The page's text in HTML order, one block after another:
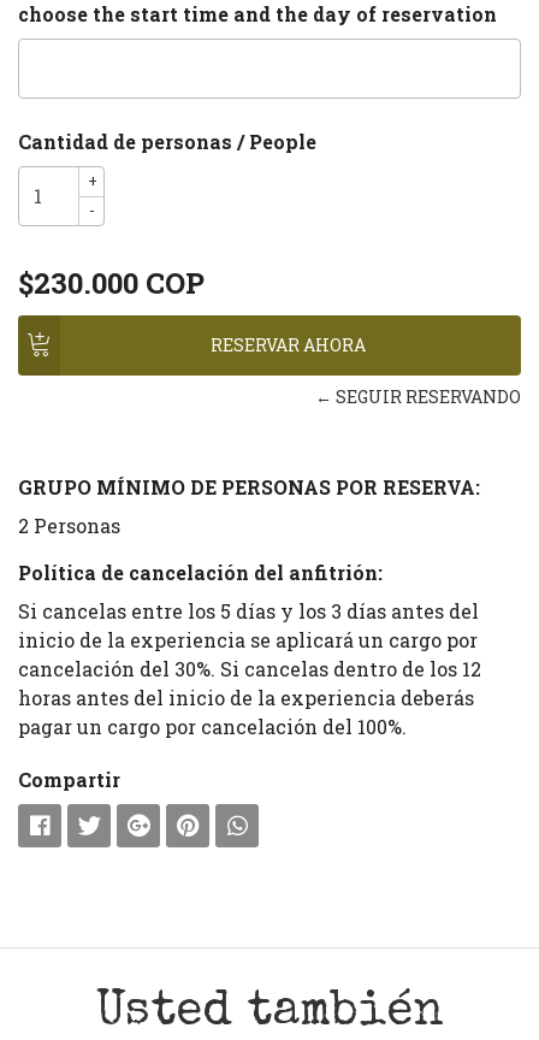
choose the start time and the day of reservation
Cantidad de personas / People
+
-
$230.000 COP
← SEGUIR RESERVANDO
GRUPO MÍNIMO DE PERSONAS POR RESERVA:
2 Personas
Política de cancelación del anfitrión:
Si cancelas entre los 5 días y los 3 días antes del
inicio de la experiencia se aplicará un cargo por
cancelación del 30%. Si cancelas dentro de los 12
horas antes del inicio de la experiencia deberás
pagar un cargo por cancelación del 100%.
Compartir
Usted también